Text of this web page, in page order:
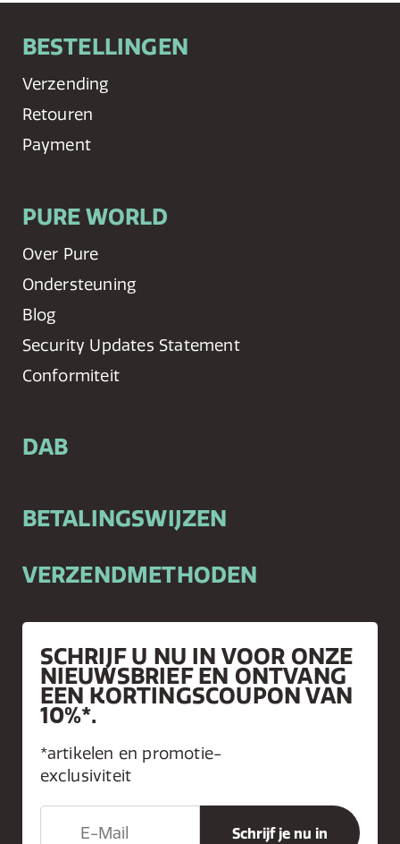
BESTELLINGEN
Verzending
Retouren
Payment
PURE WORLD
Over Pure
Ondersteuning
Blog
Security Updates Statement
Conformiteit
DAB
BETALINGSWIJZEN
VERZENDMETHODEN
SCHRIJF U NU IN VOOR ONZE
NIEUWSBRIEF EN ONTVANG
EEN KORTINGSCOUPON VAN
10%*.
*artikelen en promotie-
exclusiviteit